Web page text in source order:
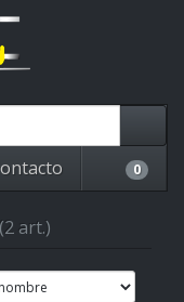
0
(2 art.)